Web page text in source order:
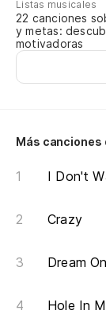
Listas musicales
22 canciones
y metas:
motivadoras
Más canciones
I Don't
Crazy
Dream On
Hole In